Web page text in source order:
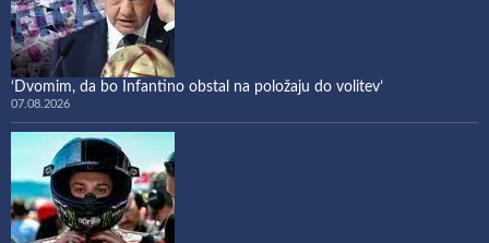
‘Dvomim, da bo Infantino obstal na položaju do volitev’
07.08.2026